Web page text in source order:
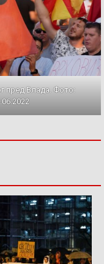
пред Влада. Фото: